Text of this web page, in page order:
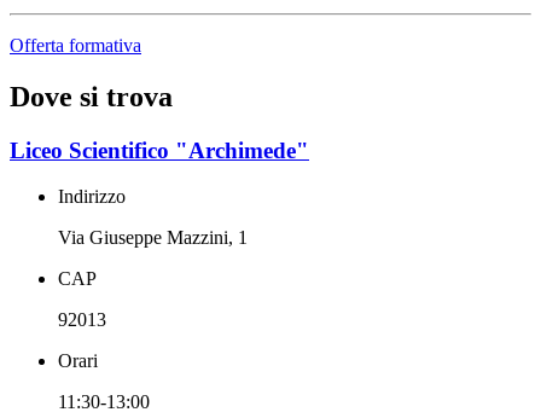
Offerta formativa
Dove si trova
Liceo Scientifico "Archimede"
Indirizzo
Via Giuseppe Mazzini, 1
CAP
92013
Orari
11:30-13:00